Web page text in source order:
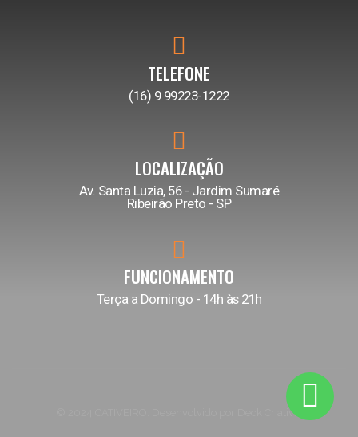
TELEFONE
(16) 9 99223-1222
LOCALIZAÇÃO
Av. Santa Luzia, 56 - Jardim Sumaré
Ribeirão Preto - SP
FUNCIONAMENTO
Terça a Domingo - 14h às 21h
© 2024 CATIVEIRO. Desenvolvido por Deck Criativo.